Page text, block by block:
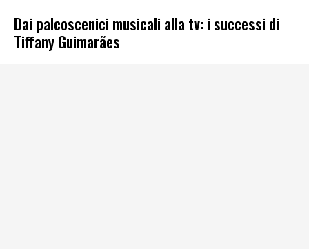
Dai palcoscenici musicali alla tv: i successi di
Tiffany Guimarães